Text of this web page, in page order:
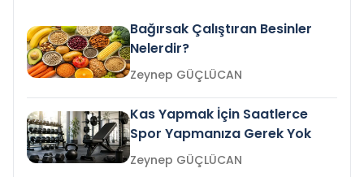
Bağırsak Çalıştıran Besinler
Nelerdir?
Zeynep GÜÇLÜCAN
Kas Yapmak İçin Saatlerce
Spor Yapmanıza Gerek Yok
Zeynep GÜÇLÜCAN